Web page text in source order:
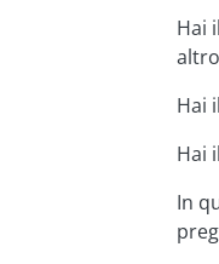
Hai
Hai
Hai
In